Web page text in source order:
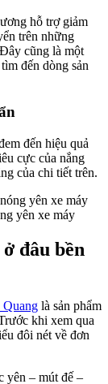
hỗ trợ giảm
trên những
cũng là một
đến dòng sản
đến hiệu quả
cực của nắng
của chi tiết trên.
yên xe máy
đâu bền
Quang là sản phẩm
khi xem qua
đôi nét về đơn
yên – mút đế –